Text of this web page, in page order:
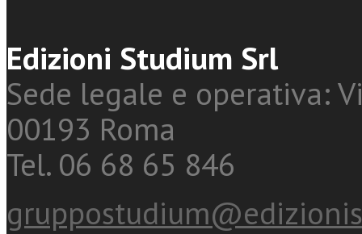
Edizioni Studium Srl
Sede legale e operativa:
00193 Roma
Tel. 06 68 65 846